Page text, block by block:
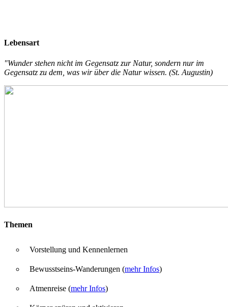
Lebensart
"Wunder stehen nicht im Gegensatz zur Natur, sondern nur im
Gegensatz zu dem, was wir über die Natur wissen. (St. Augustin)
Themen
Vorstellung und Kennenlernen
Bewusstseins-Wanderungen (mehr Infos)
Atmenreise (mehr Infos)